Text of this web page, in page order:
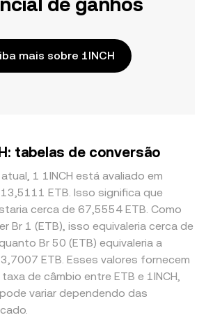
mais sobre 1INCH
tabelas de conversão
1 1INCH está avaliado em
ETB. Isso significa que
cerca de 67,5554 ETB. Como
Br 1 (ETB), isso equivaleria cerca de
Br 50 (ETB) equivaleria a
ETB. Esses valores fornecem
de câmbio entre ETB e 1INCH,
variar dependendo das